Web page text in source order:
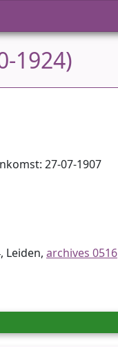
1924)
27-07-1907
Leiden, archives 0516